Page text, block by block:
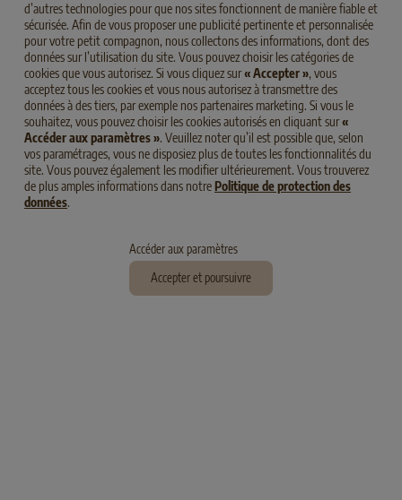
NOTRE GAMME DE PRODUITS
d’autres technologies pour que nos sites fonctionnent de manière fiable et
sécurisée. Afin de vous proposer une publicité pertinente et personnalisée
pour votre petit compagnon, nous collectons des informations, dont des
données sur l’utilisation du site. Vous pouvez choisir les catégories de
cookies que vous autorisez. Si vous cliquez sur« Accepter », vous
acceptez tous les cookies et vous nous autorisez à transmettre des
données à des tiers, par exemple nos partenaires marketing. Si vous le
souhaitez, vous pouvez choisir les cookies autorisés en cliquant sur«
Accéder aux paramètres ». Veuillez noter qu’il est possible que, selon
vos paramétrages, vous ne disposiez plus de toutes les fonctionnalités du
site. Vous pouvez également les modifier ultérieurement. Vous trouverez
de plus amples informations dans notrePolitique de protection des
données.
Accéder aux paramètres
Accepter et poursuivre